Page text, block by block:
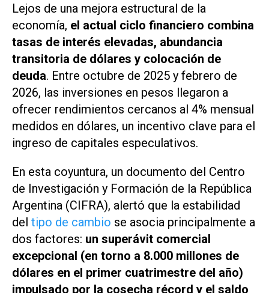
Lejos de una mejora estructural de la
economía, el actual ciclo financiero combina
tasas de interés elevadas, abundancia
transitoria de dólares y colocación de
deuda. Entre octubre de 2025 y febrero de
2026, las inversiones en pesos llegaron a
ofrecer rendimientos cercanos al 4% mensual
medidos en dólares, un incentivo clave para el
ingreso de capitales especulativos.
En esta coyuntura, un documento del Centro
de Investigación y Formación de la República
Argentina (CIFRA), alertó que la estabilidad
del tipo de cambio se asocia principalmente a
dos factores: un superávit comercial
excepcional (en torno a 8.000 millones de
dólares en el primer cuatrimestre del año)
impulsado por la cosecha récord y el saldo